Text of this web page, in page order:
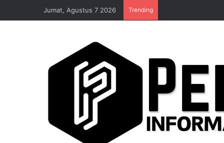
Jumat, Agustus 7 2026 Trending